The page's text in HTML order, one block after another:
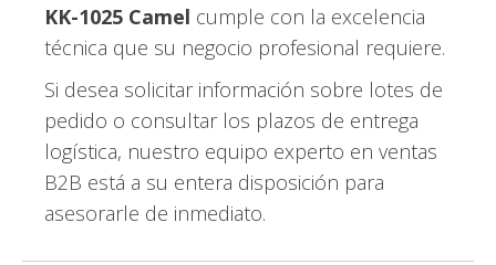
KK-1025 Camel cumple con la excelencia
técnica que su negocio profesional requiere.
Si desea solicitar información sobre lotes de
pedido o consultar los plazos de entrega
logística, nuestro equipo experto en ventas
B2B está a su entera disposición para
asesorarle de inmediato.